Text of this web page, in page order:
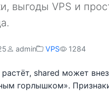
выгоды VPS и
admin VPS 1284
shared может
горлышком».